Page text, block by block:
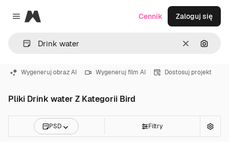
Close menu
Magnific
WyczyśćSzukaj
Cennik Zaloguj się
Wygeneruj obraz AI Wygeneruj film AI Dostosuj projekt
Pliki Drink water Z Kategorii Bird
PSD Filtry